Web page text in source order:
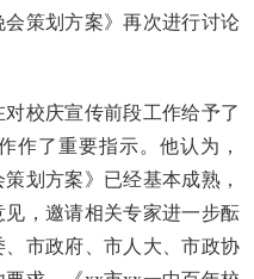
策划方案》再次进行讨论
校庆宣传前段工作给予了
作了重要指示。他认为，
划方案》已经基本成熟，
，邀请相关专家进一步酝
市政府、市人大、市政协